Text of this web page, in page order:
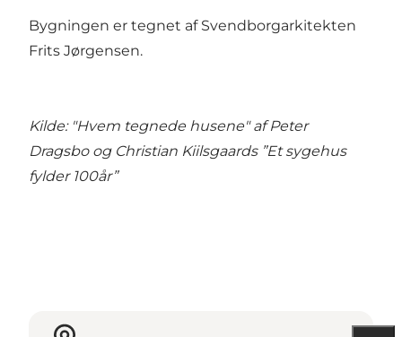
Bygningen er tegnet af Svendborgarkitekten
Frits Jørgensen.
Kilde: "Hvem tegnede husene" af Peter
Dragsbo og Christian Kiilsgaards ”Et sygehus
fylder 100år”